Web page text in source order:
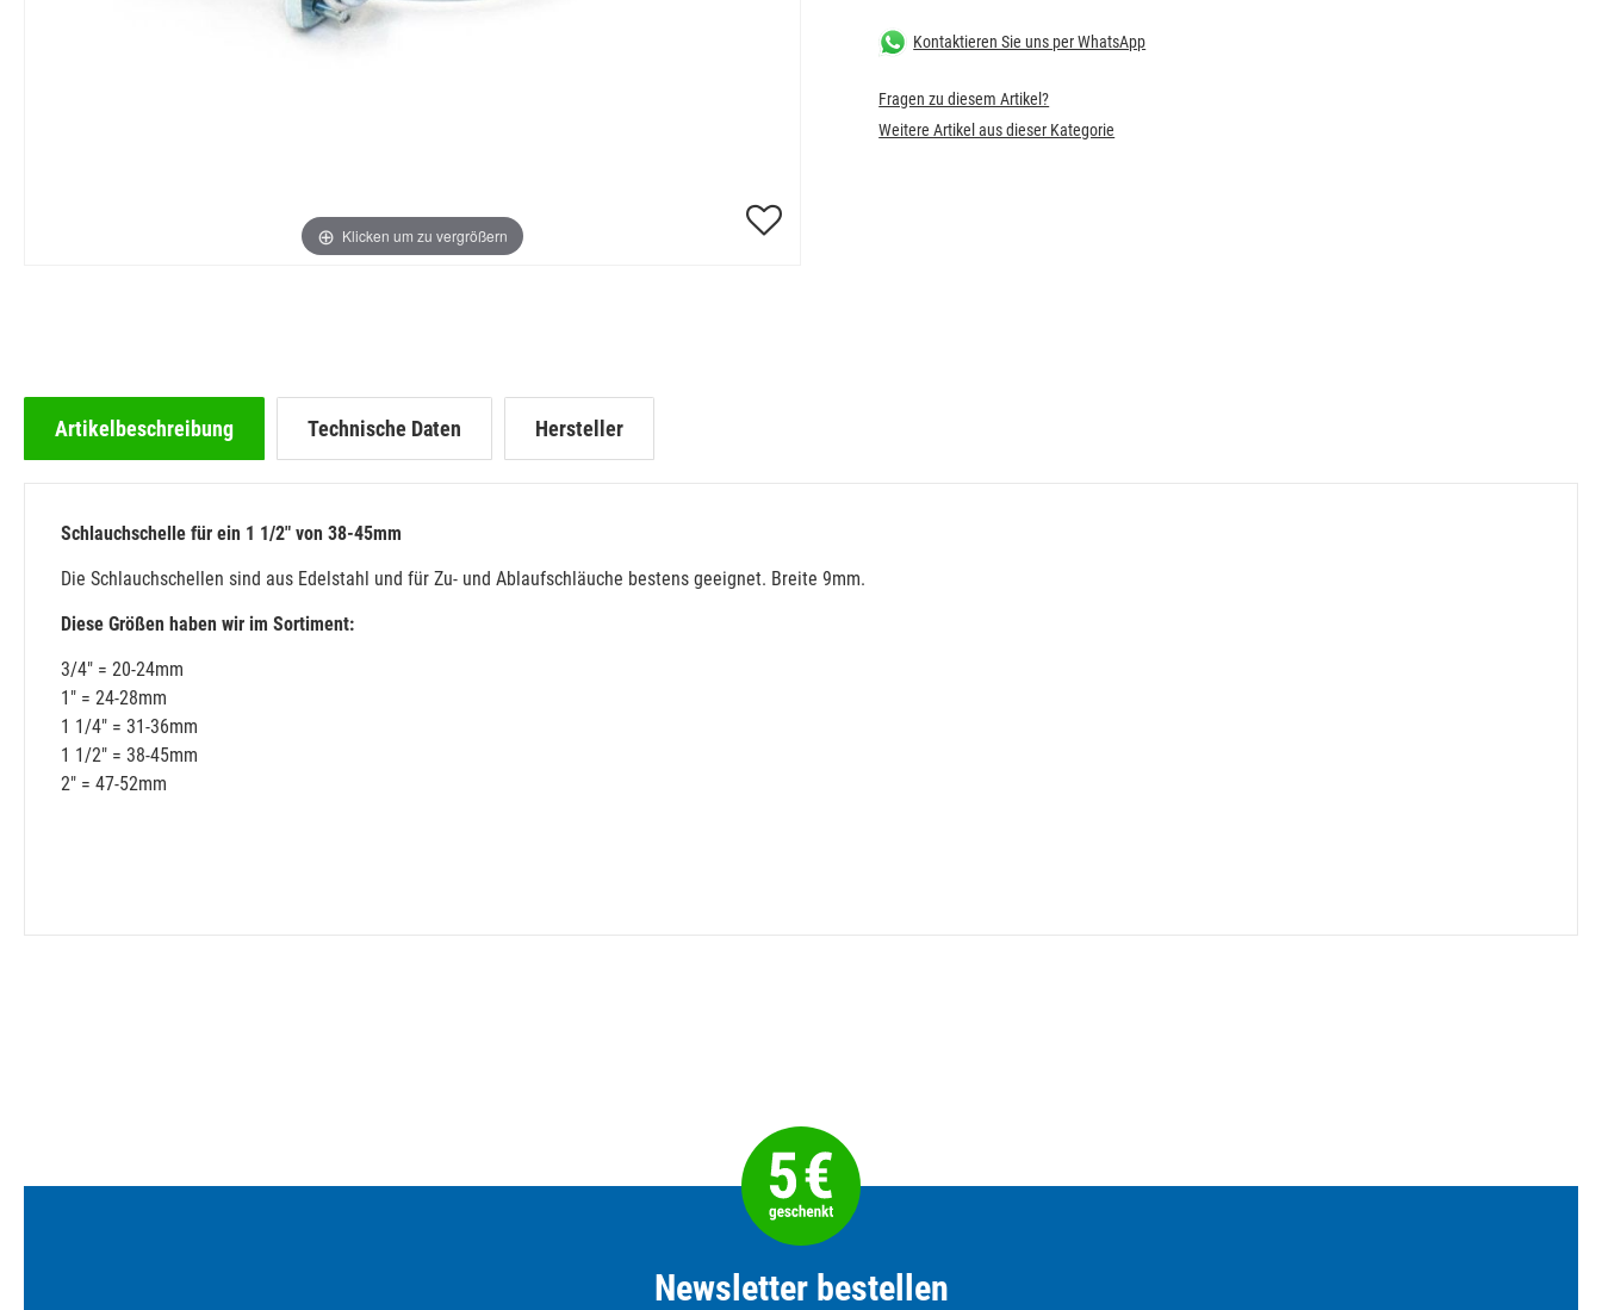
Klicken um zu vergrößern
Kontaktieren Sie uns per WhatsApp
Fragen zu diesem Artikel?
Weitere Artikel aus dieser Kategorie
Artikelbeschreibung Technische Daten Hersteller
Schlauchschelle für ein 1 1/2" von 38-45mm
Die Schlauchschellen sind aus Edelstahl und für Zu- und Ablaufschläuche bestens geeignet. Breite 9mm.
Diese Größen haben wir im Sortiment:
3/4" = 20-24mm
1" = 24-28mm
1 1/4" = 31-36mm
1 1/2" = 38-45mm
2" = 47-52mm
Newsletter bestellen